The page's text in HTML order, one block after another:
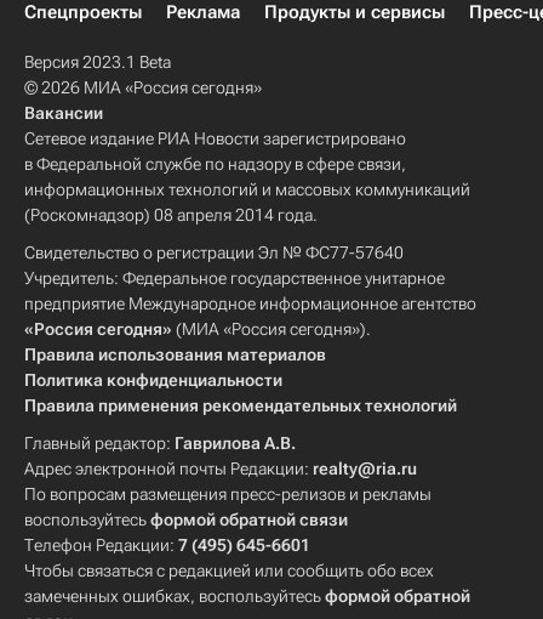
Спецпроекты
Реклама Продукты и сервисы Пресс-
Версия 2023.1 Beta
© 2026 МИА «Россия сегодня»
Вакансии
Сетевое издание РИА Новости зарегистрировано
в Федеральной службе по надзору в сфере связи,
информационных технологий и массовых коммуникаций
(Роскомнадзор) 08 апреля 2014 года.
Свидетельство о регистрации Эл № ФС77-57640
Учредитель: Федеральное государственное унитарное
предприятие Международное информационное агентство
«Россия сегодня» (МИА «Россия сегодня»).
Правила использования материалов
Политика конфиденциальности
Правила применения рекомендательных технологий
Главный редактор: Гаврилова А.В.
Адрес электронной почты Редакции: realty@ria.ru
По вопросам размещения пресс-релизов и рекламы
воспользуйтесьформой обратной связи
Телефон Редакции: 7 (495) 645-6601
Чтобы связаться с редакцией или сообщить обо всех
замеченных ошибках, воспользуйтесьформой обратной